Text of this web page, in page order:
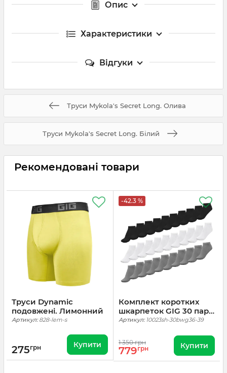
Опис
Характеристики
Відгуки
Труси Mykola's Secret Long. Олива
Труси Mykola's Secret Long. Білий
Рекомендовані товари
Труси Dynamic
подовжені. Лимонний
Артикул:828-lem-s
275грн Купити
-42.3 %
Комплект коротких
шкарпеток GIG 30 пар.
Чорні, Білі, Сірі
Артикул: 10023sh-30bwg36-39
1 350 грн
779грн Купити